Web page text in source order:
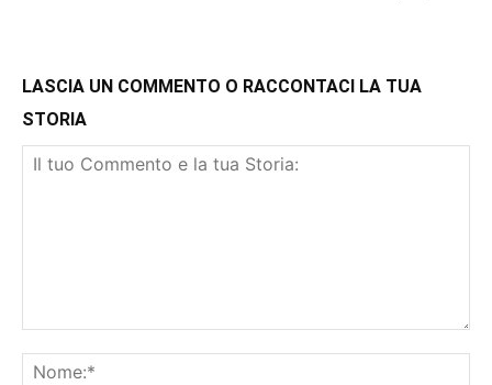
LASCIA UN COMMENTO O RACCONTACI LA TUA
STORIA